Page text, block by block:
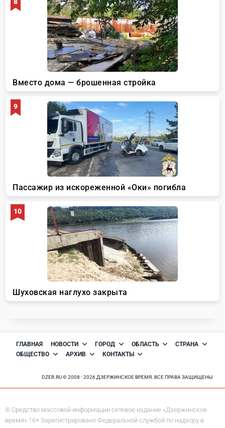
ГЛАВНАЯ НОВОСТИ ГОРОД ОБЛАСТЬ
СТРАНА
ОБЩЕСТВО
АРХИВ КОНТАКТЫ
DZER.RU © 2008 - 2026 ДЗЕРЖИНСКОЕ ВРЕМЯ. ВСЕ ПРАВА ЗАЩИЩЕНЫ
© Средство массовой информации сетевое издание «Дзержинское
время» 16+ Зарегистрировано Федеральной службой по надзору в